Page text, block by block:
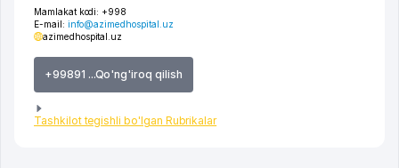
Mamlakat kodi: +998
E-mail: info@azimedhospital.uz
azimedhospital.uz
+99891 ...Qo'ng'iroq qilish
Tashkilot tegishli bo'lgan Rubrikalar